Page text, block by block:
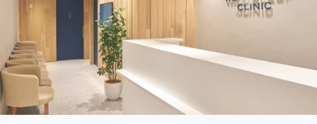
カード情報」
「保険情報」を
登録してください。​
STEP5
予約確認・完了​